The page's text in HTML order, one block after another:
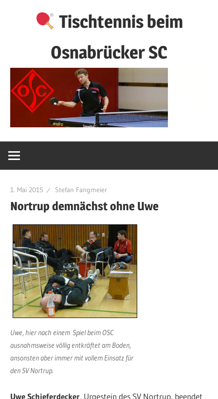
Tischtennis beim
Osnabrücker SC
1. Mai 2015 Stefan Fangmeier
Nortrup demnächst ohne Uwe
Uwe, hier nach einem Spiel beim OSC
ausnahmsweise völlig entkräftet am Boden,
ansonsten aber immer mit vollem Einsatz für
den SV Nortrup.
Uwe Schieferdecker, Urgestein des SV Nortrup, beendet